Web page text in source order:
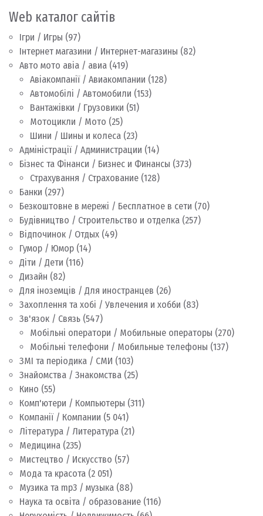
Web каталог сайтів
Ігри / Игры (97)
Інтернет магазини / Интернет-магазины (82)
Авто мото авіа / авиа (419)
Авіакомпанії / Авиакомпании (128)
Автомобілі / Автомобили (153)
Вантажівки / Грузовики (51)
Мотоцикли / Мото (25)
Шини / Шины и колеса (23)
Адміністрації / Администрации (14)
Бізнес та Фінанси / Бизнес и Финансы (373)
Страхування / Страхование (128)
Банки (297)
Безкоштовне в мережі / Бесплатное в сети (70)
Будівництво / Строительство и отделка (257)
Відпочинок / Отдых (49)
Гумор / Юмор (14)
Діти / Дети (116)
Дизайн (82)
Для іноземців / Для иностранцев (26)
Захоплення та хобі / Увлечения и хобби (83)
Зв'язок / Связь (547)
Мобільні оператори / Мобильные операторы (270)
Мобільні телефони / Мобильные телефоны (137)
ЗМІ та періодика / СМИ (103)
Знайомства / Знакомства (25)
Кино (55)
Комп'ютери / Компьютеры (311)
Компанії / Компании (5 041)
Література / Литература (21)
Медицина (235)
Мистецтво / Искусство (57)
Мода та красота (2 051)
Музика та mp3 / музыка (88)
Наука та освіта / образование (116)